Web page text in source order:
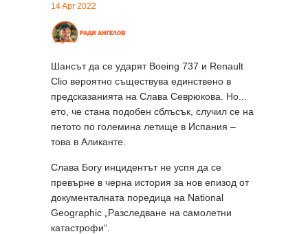
14 Apr 2022
Шансът да се ударят Boeing 737 и Renault
Clio вероятно съществува единствено в
предсказанията на Слава Севрюкова. Но...
ето, че стана подобен сблъсък, случил се на
петото по големина летище в Испания –
това в Аликанте.
Слава Богу инцидентът не успя да се
превърне в черна история за нов епизод от
документалната поредица на National
Geographic „Разследване на самолетни
катастрофи“.